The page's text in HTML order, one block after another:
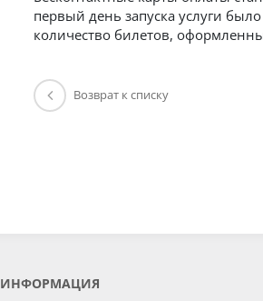
первый день запуска услуги
количество билетов,
Возврат к списку
ИНФОРМАЦИЯ